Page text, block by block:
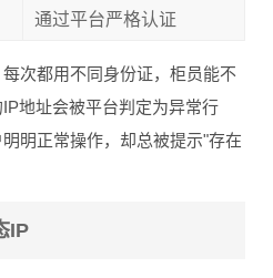
通过平台严格认证
次都用不同身份证，柜员能不
地址会被平台判定为异常行
明正常操作，却总被提示"存在
IP